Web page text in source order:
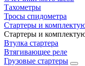
Тахометры
Тросы спидометра
Стартеры и
Стартеры и
Втулка стартера
Втягивающее реле
Грузовые стартеры